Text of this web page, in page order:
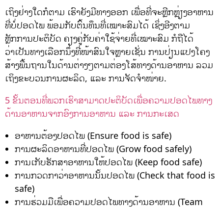
ເຖິງຢ່າງໃດກໍຕາມ ເຮົາຍັງມີທາງອອກ ເພື່ອທີ່ຈະຫຼີກຫຼ່ຽງອາຫານ
ທີ່ບໍ່ປອດໄພ ພ້ອມກັບຕົ້ນທຶນທີ່ເໝາະສົມໄດ້ ເຊິ່ງອີງຕາມ
ຫຼັກການປະຕິບັດ ຄຽງຄູ່ກັບຄ່າໃຊ້ຈ່າຍທີ່ເໝາະສົມ ກໍຖືໄດ້
ວ່າເປັນທາງເລືອກນຶ່ງທີ່ໜ້າສົນໃຈຫຼາຍເຊັ່ນ ການປ່ຽນແປງໂຄງ
ສ້າງພື້ນຖານໃນດ້ານຕ່າງໆຕາມຕ່ອງໂສ້ທາງດ້ານອາຫານ ລວມ
ເຖິງຂະບວນການຜະລິດ, ແລະ ການຈັດຈຳໜ່າຍ.
5 ຂັ້ນຕອນທີ່ພວກເຮົາສາມາດປະຕິບັດເພື່ອຄວາມປອດໄພທາງ
ດ້ານອາຫານຈາກອົງການອາຫານ ແລະ ການກະເສດ
ອາຫານຕ້ອງປອດໄພ (Ensure food is safe)
ການຜະລິດອາຫານທີ່ປອດໄພ (Grow food safely)
ການເກັບຮັກສາອາຫານໃຫ້ປອດໄພ (Keep food safe)
ການກວດກາວ່າອາຫານນັ້ນປອດໄພ (Check that food is
safe)
ການຮ່ວມມືເພື່ອຄວາມປອດໄພທາງດ້ານອາຫານ (Team